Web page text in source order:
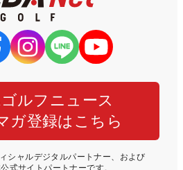
ルフニュース
ガ登録はこちら
シャルデジタルパートナー、および
式サイトパートナーです。